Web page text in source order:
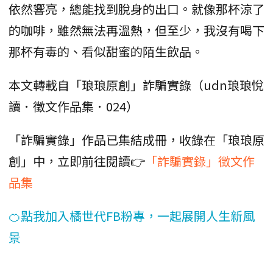
依然響亮，總能找到脫身的出口。就像那杯涼了
的咖啡，雖然無法再溫熱，但至少，我沒有喝下
那杯有毒的、看似甜蜜的陌生飲品。
本文轉載自「琅琅原創」詐騙實錄（udn琅琅悅
讀．徵文作品集．024）
「詐騙實錄」作品已集結成冊，收錄在「琅琅原
創」中，立即前往閱讀👉 「詐騙實錄」徵文作
品集
🍊點我加入橘世代FB粉專，一起展開人生新風
景